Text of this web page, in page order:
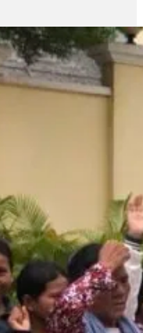
ជាការប៉ះពាល់ទៅលើសិទ្ធិន
វី យើងមិនអាចទទួលយកបាន
កសវនាការអង្គសេចក្ដីល
លពីថ្ងៃទី២៧ ខែសីហា។ បង
ឃុំខ្លួននេះបានធ្វើឱ្យប៉ះ
ក។ អ៊ីចឹងខ្ញុំគិតថា ទី១ការអ
ារពិចារណាដោះលែងលោក
រួសារ ហើយហ្នឹងក៏ជាសិទ្ធិរ
គមន៍ការពារសិទ្ធិមនុស្ស និង
ល និងតុលាការគួរដោះលែង
ើសនីតិវិធីនៃការឃុំខ្លួនដែ
រជាពលរដ្ឋដែលធ្វើការង
រងារសង្គមដូចជា២៣តុលា
គុណវិបត្តិ នៃការបង្កើត
យនានាពី CLV មានអ្នក
រន កញ្ញា…